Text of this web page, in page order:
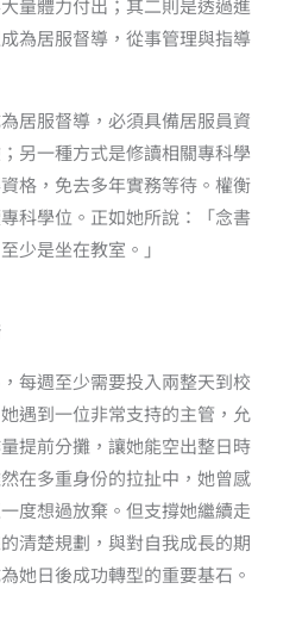
量體力付出；其二則是透過進
為居服督導，從事管理與指導
居服督導，必須具備居服員資
另一種方式是修讀相關專科學
格，免去多年實務等待。權衡
科學位。正如她所說：「念書
少是坐在教室。」
每週至少需要投入兩整天到校
遇到一位非常支持的主管，允
提前分攤，讓她能空出整日時
在多重身份的拉扯中，她曾感
度想過放棄。但支撐她繼續走
清楚規劃，與對自我成長的期
她日後成功轉型的重要基石。